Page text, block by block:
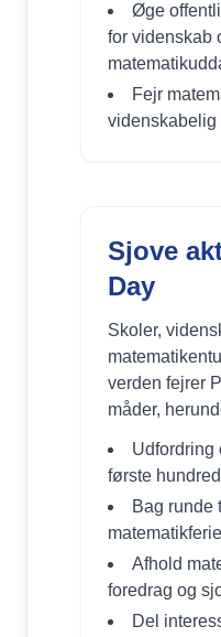
Øge
for videnskab
Fejr
videnskabelig
Sjove
Day
Skoler,
verden fejrer
måder,
Udfordring
første
Bag runde
Afhold
foredrag og
Del